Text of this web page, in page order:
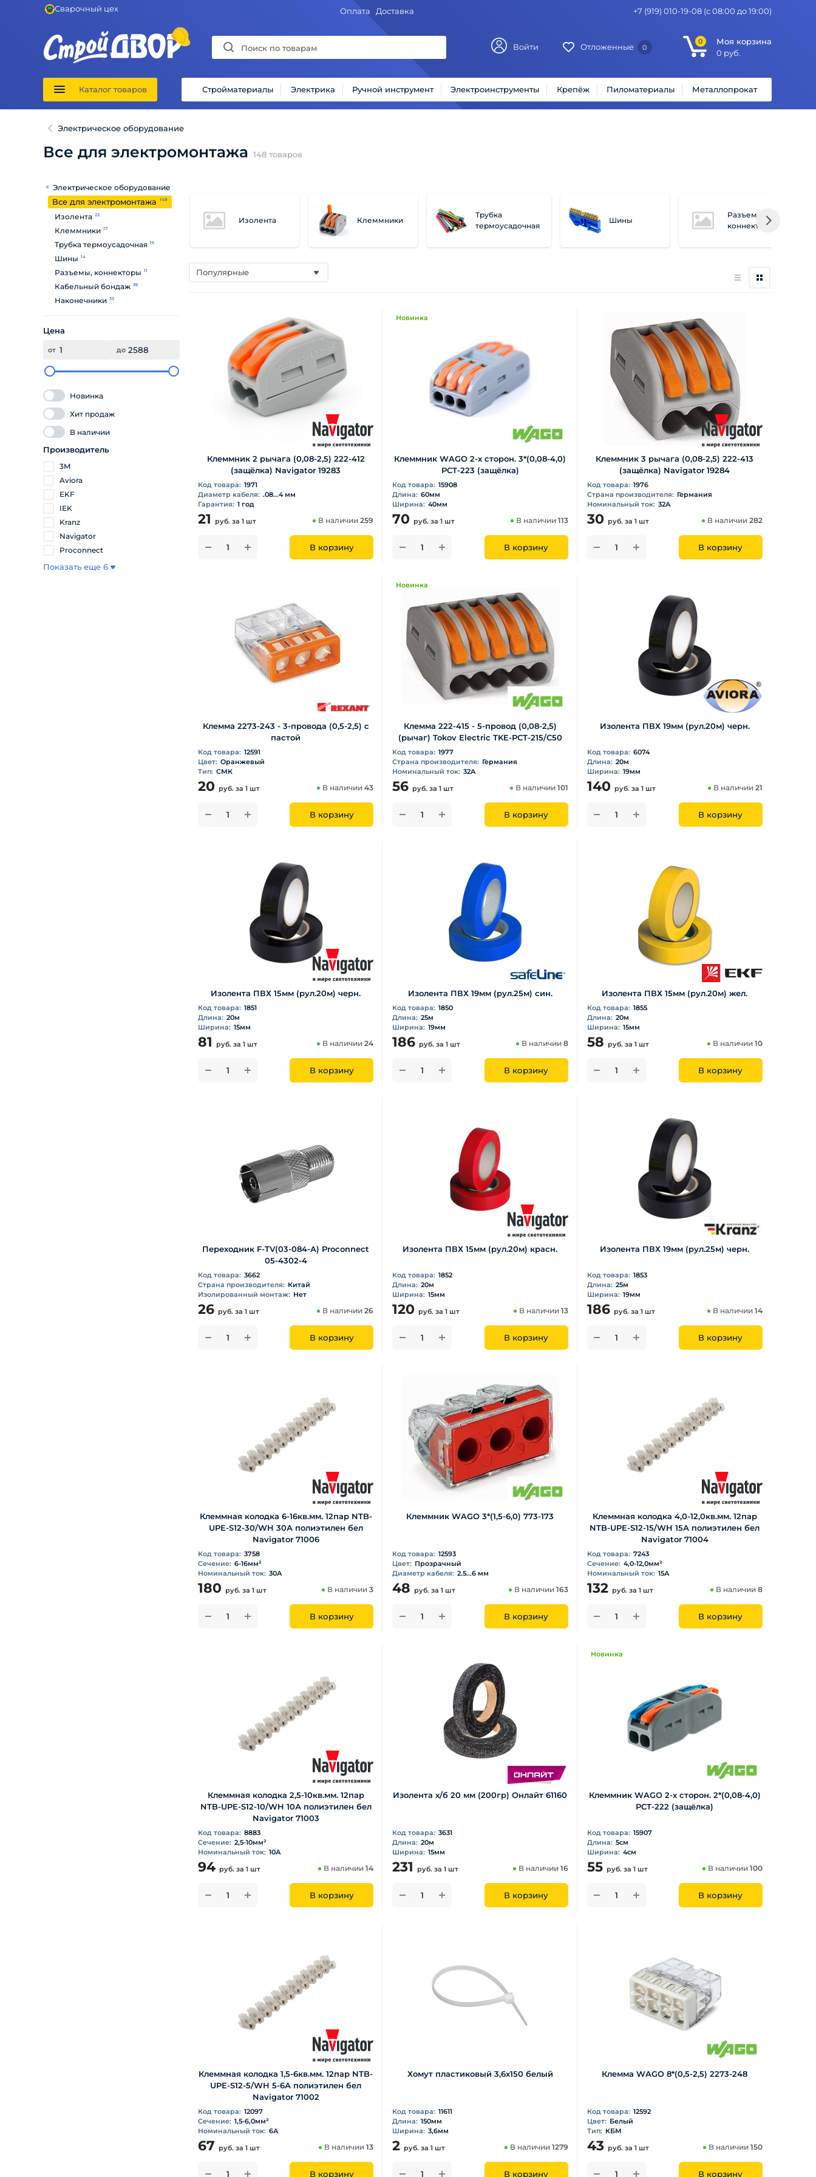
Сварочный цех Оплата Доставка +7 (919) 010-19-08 (с 08:00 до 19:00)
Войти Отложенные 0
0
Моя корзина
0 руб.
Каталог товаров Стройматериалы Электрика Ручной инструмент Электроинструменты Крепёж Пиломатериалы Металлопрокат
Электрическое оборудование
Все для электромонтажа 148 товаров
Электрическое оборудование
Все для электромонтажа 148
Изолента 22
Клеммники 17
Трубка термоусадочная 15
Шины 14
Разъемы, коннекторы 11
Кабельный бондаж 36
Наконечники 33
Цена
от до
Новинка
Хит продаж
В наличии
Производитель
3M
Aviora
EKF
IEK
Kranz
Navigator
Proconnect
Показать еще 6
Изолента Клеммники
Трубка
термоусадочная
Шины
Разъемы,
коннекторы
Популярные
Клеммник 2 рычага (0,08-2,5) 222-412
(защёлка) Navigator 19283
Код товара: 1971
Диаметр кабеля: .08...4 мм
Гарантия: 1 год
21 руб. за 1 шт В наличии259
В корзину
Новинка
Клеммник WAGO 2-х сторон. 3*(0,08-4,0)
РСТ-223 (защёлка)
Код товара: 15908
Длина: 60мм
Ширина: 40мм
70 руб.за 1 шт В наличии 113
В корзину
Клеммник 3 рычага (0,08-2,5) 222-413
(защёлка) Navigator 19284
Код товара: 1976
Страна производителя: Германия
Номинальный ток: 32А
30 руб. за 1 шт В наличии 282
В корзину
Клемма 2273-243 - 3-провода (0,5-2,5) с
пастой
Код товара: 12591
Цвет: Оранжевый
Тип: СМК
20 руб. за 1 шт В наличии43
В корзину
Новинка
Клемма 222-415 - 5-провод (0,08-2,5)
(рычаг) Tokov Electric TKE-РСТ-215/С50
Код товара: 1977
Страна производителя: Германия
Номинальный ток: 32А
56 руб.за 1 шт В наличии 101
В корзину
Изолента ПВХ 19мм (рул.20м) черн.
Код товара: 6074
Длина: 20м
Ширина: 19мм
140 руб. за 1 шт В наличии 21
В корзину
Изолента ПВХ 15мм (рул.20м) черн.
Код товара: 1851
Длина: 20м
Ширина: 15мм
81 руб. за 1 шт В наличии24
В корзину
Изолента ПВХ 19мм (рул.25м) син.
Код товара: 1850
Длина: 25м
Ширина: 19мм
186 руб.за 1 шт В наличии 8
В корзину
Изолента ПВХ 15мм (рул.20м) жел.
Код товара: 1855
Длина: 20м
Ширина: 15мм
58 руб. за 1 шт В наличии 10
В корзину
Переходник F-TV(03-084-А) Proconnect
05-4302-4
Код товара: 3662
Страна производителя: Китай
Изолированный монтаж: Нет
26 руб. за 1 шт В наличии26
В корзину
Изолента ПВХ 15мм (рул.20м) красн.
Код товара: 1852
Длина: 20м
Ширина: 15мм
120 руб.за 1 шт В наличии 13
В корзину
Изолента ПВХ 19мм (рул.25м) черн.
Код товара: 1853
Длина: 25м
Ширина: 19мм
186 руб. за 1 шт В наличии 14
В корзину
Клеммная колодка 6-16кв.мм. 12пар NTB-
UPE-S12-30/WH 30А полиэтилен бел
Navigator 71006
Код товара: 3758
Сечение: 6-16мм²
Номинальный ток: 30А
180 руб. за 1 шт В наличии3
В корзину
Клеммник WAGO 3*(1,5-6,0) 773-173
Код товара: 12593
Цвет: Прозрачный
Диаметр кабеля: 2.5...6 мм
48 руб.за 1 шт В наличии 163
В корзину
Клеммная колодка 4,0-12,0кв.мм. 12пар
NTB-UPE-S12-15/WH 15А полиэтилен бел
Navigator 71004
Код товара: 7243
Сечение: 4,0-12,0мм²
Номинальный ток: 15А
132 руб. за 1 шт В наличии 8
В корзину
Клеммная колодка 2,5-10кв.мм. 12пар
NTB-UPE-S12-10/WH 10А полиэтилен бел
Navigator 71003
Код товара: 8883
Сечение: 2,5-10мм²
Номинальный ток: 10А
94 руб. за 1 шт В наличии14
В корзину
Изолента х/б 20 мм (200гр) Онлайт 61160
Код товара: 3631
Длина: 20м
Ширина: 15мм
231 руб.за 1 шт В наличии 16
В корзину
Новинка
Клеммник WAGO 2-х сторон. 2*(0,08-4,0)
РСТ-222 (защёлка)
Код товара: 15907
Длина: 5см
Ширина: 4см
55 руб. за 1 шт В наличии 100
В корзину
Клеммная колодка 1,5-6кв.мм. 12пар NTB-
UPE-S12-5/WH 5-6А полиэтилен бел
Navigator 71002
Код товара: 12097
Сечение: 1,5-6,0мм²
Номинальный ток: 6А
67 руб. за 1 шт В наличии13
В корзину
Хомут пластиковый 3,6х150 белый
Код товара: 11611
Длина: 150мм
Ширина: 3,6мм
2 руб.за 1 шт В наличии 1279
В корзину
Клемма WAGO 8*(0,5-2,5) 2273-248
Код товара: 12592
Цвет: Белый
Тип: КБМ
43 руб. за 1 шт В наличии 150
В корзину